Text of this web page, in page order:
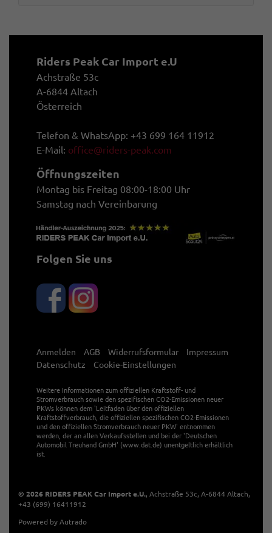
Riders Peak Car Import e.U
Achstraße 53c
A-6844 Altach
Österreich
Telefon & WhatsApp: +43 699 164 11912
E-Mail: office@riders-peak.com
Öffnungszeiten
Montag bis Freitag 08:00-18:00 Uhr
Samstag nach Vereinbarung
Folgen Sie uns
Anmelden AGB Widerrufsformular
Impressum
Datenschutz
Cookie-Einstellungen
Weitere Informationen zum offiziellen Kraftstoff- und
Stromverbrauch sowie den spezifischen CO2-Emissionen neuer
PKWs können dem 'Leitfaden über den offiziellen
Kraftstoffverbrauch, die offiziellen spezifischen CO2-Emissionen
und den offiziellen Stromverbrauch neuer PKW' entnommen
werden, der an allen Verkaufsstellen und bei der 'Deutschen
Automobil Treuhand GmbH' (www.dat.de) unentgeltlich erhältlich
ist.
© 2026 RIDERS PEAK Car Import e.U., Achstraße 53c, A-6844 Altach,
+43 (699) 16411912
Powered by Autrado